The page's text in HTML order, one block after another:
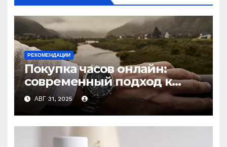
РЕКОМЕНДАЦИИ
Покупка часов онлайн:
современный подход к
выбору аксессуаров
АВГ 31, 2025